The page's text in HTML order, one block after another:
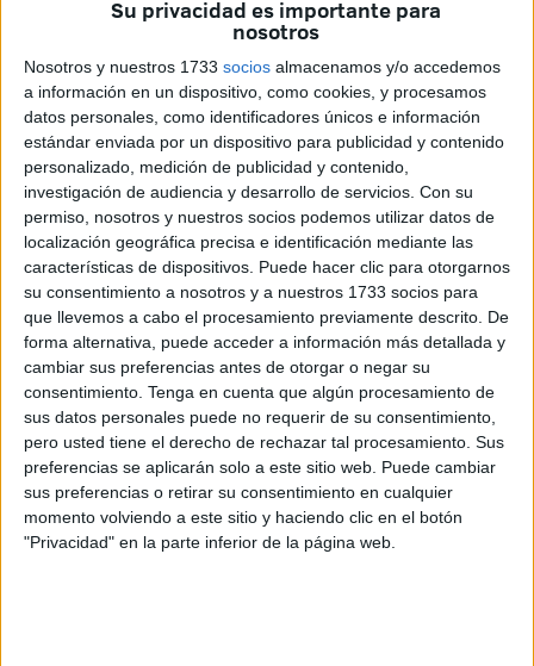
Su privacidad es importante para
nosotros
Nosotros y nuestros 1733 socios almacenamos y/o accedemos
a información en un dispositivo, como cookies, y procesamos
datos personales, como identificadores únicos e información
estándar enviada por un dispositivo para publicidad y contenido
personalizado, medición de publicidad y contenido,
investigación de audiencia y desarrollo de servicios. Con su
permiso, nosotros y nuestros socios podemos utilizar datos de
localización geográfica precisa e identificación mediante las
características de dispositivos. Puede hacer clic para otorgarnos
su consentimiento a nosotros y a nuestros 1733 socios para
que llevemos a cabo el procesamiento previamente descrito. De
forma alternativa, puede acceder a información más detallada y
cambiar sus preferencias antes de otorgar o negar su
consentimiento. Tenga en cuenta que algún procesamiento de
sus datos personales puede no requerir de su consentimiento,
pero usted tiene el derecho de rechazar tal procesamiento. Sus
preferencias se aplicarán solo a este sitio web. Puede cambiar
sus preferencias o retirar su consentimiento en cualquier
momento volviendo a este sitio y haciendo clic en el botón
"Privacidad" en la parte inferior de la página web.
Posts
Torres apuesta por la reagrupación
familiar de los menores y anuncia las
visitas de Albares y Robles
HACE 50 SEGUNDOS
Vox presiona al PP para frenar el reparto
de menores de Ceuta y apoye su ofensiva
contra Sánchez
HACE 16 MINUTOS
Este sábado el Ceuta debuta en Andorra
con una lista corta y mucha ilusión
HACE 19 MINUTOS
Villegas y las trabas en los fichajes: “He
tenido que dar más explicaciones de la
cuenta”